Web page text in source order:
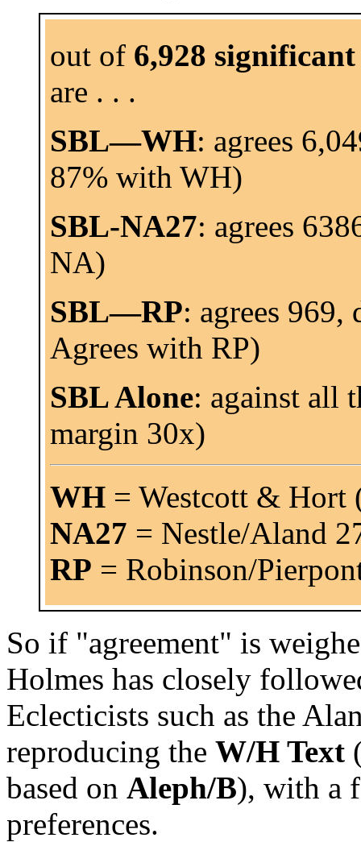
out of 6,928
are . . .
SBL—WH: agrees
87% with WH)
SBL-NA27: agrees
NA)
SBL—RP: agrees 969,
Agrees with RP)
SBL Alone: against all
margin 30x)
WH = Westcott & Hort
NA27 = Nestle/Aland
RP = Robinson/
So if "agreement" is
Holmes has closely
Eclecticists such as the
reproducing the W/H Text
based on Aleph/B), with a
preferences.